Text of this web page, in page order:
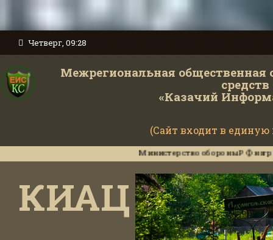
Четверг, 09:28
Межрегиональная общественная
«Казачий
(Сайт входит в
Министерство обороны РФ наградило
КИАЦ